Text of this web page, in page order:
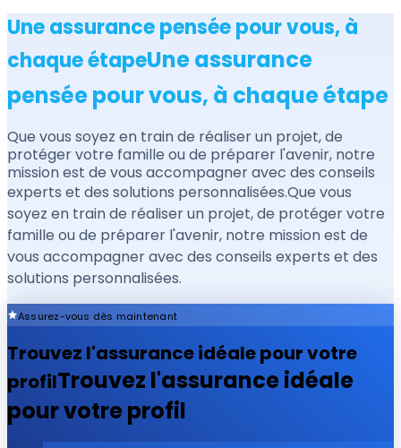
Une assurance pensée pour vous, à
chaque étapeUne assurance
pensée pour vous, à chaque étape
Que vous soyez en train de réaliser un projet, de
protéger votre famille ou de préparer l'avenir, notre
mission est de vous accompagner avec des conseils
experts et des solutions personnalisées.Que vous
soyez en train de réaliser un projet, de protéger votre
famille ou de préparer l'avenir, notre mission est de
vous accompagner avec des conseils experts et des
solutions personnalisées.
Assurez-vous dès maintenant
Trouvez l'assurance idéale pour votre
profilTrouvez l'assurance idéale
pour votre profil